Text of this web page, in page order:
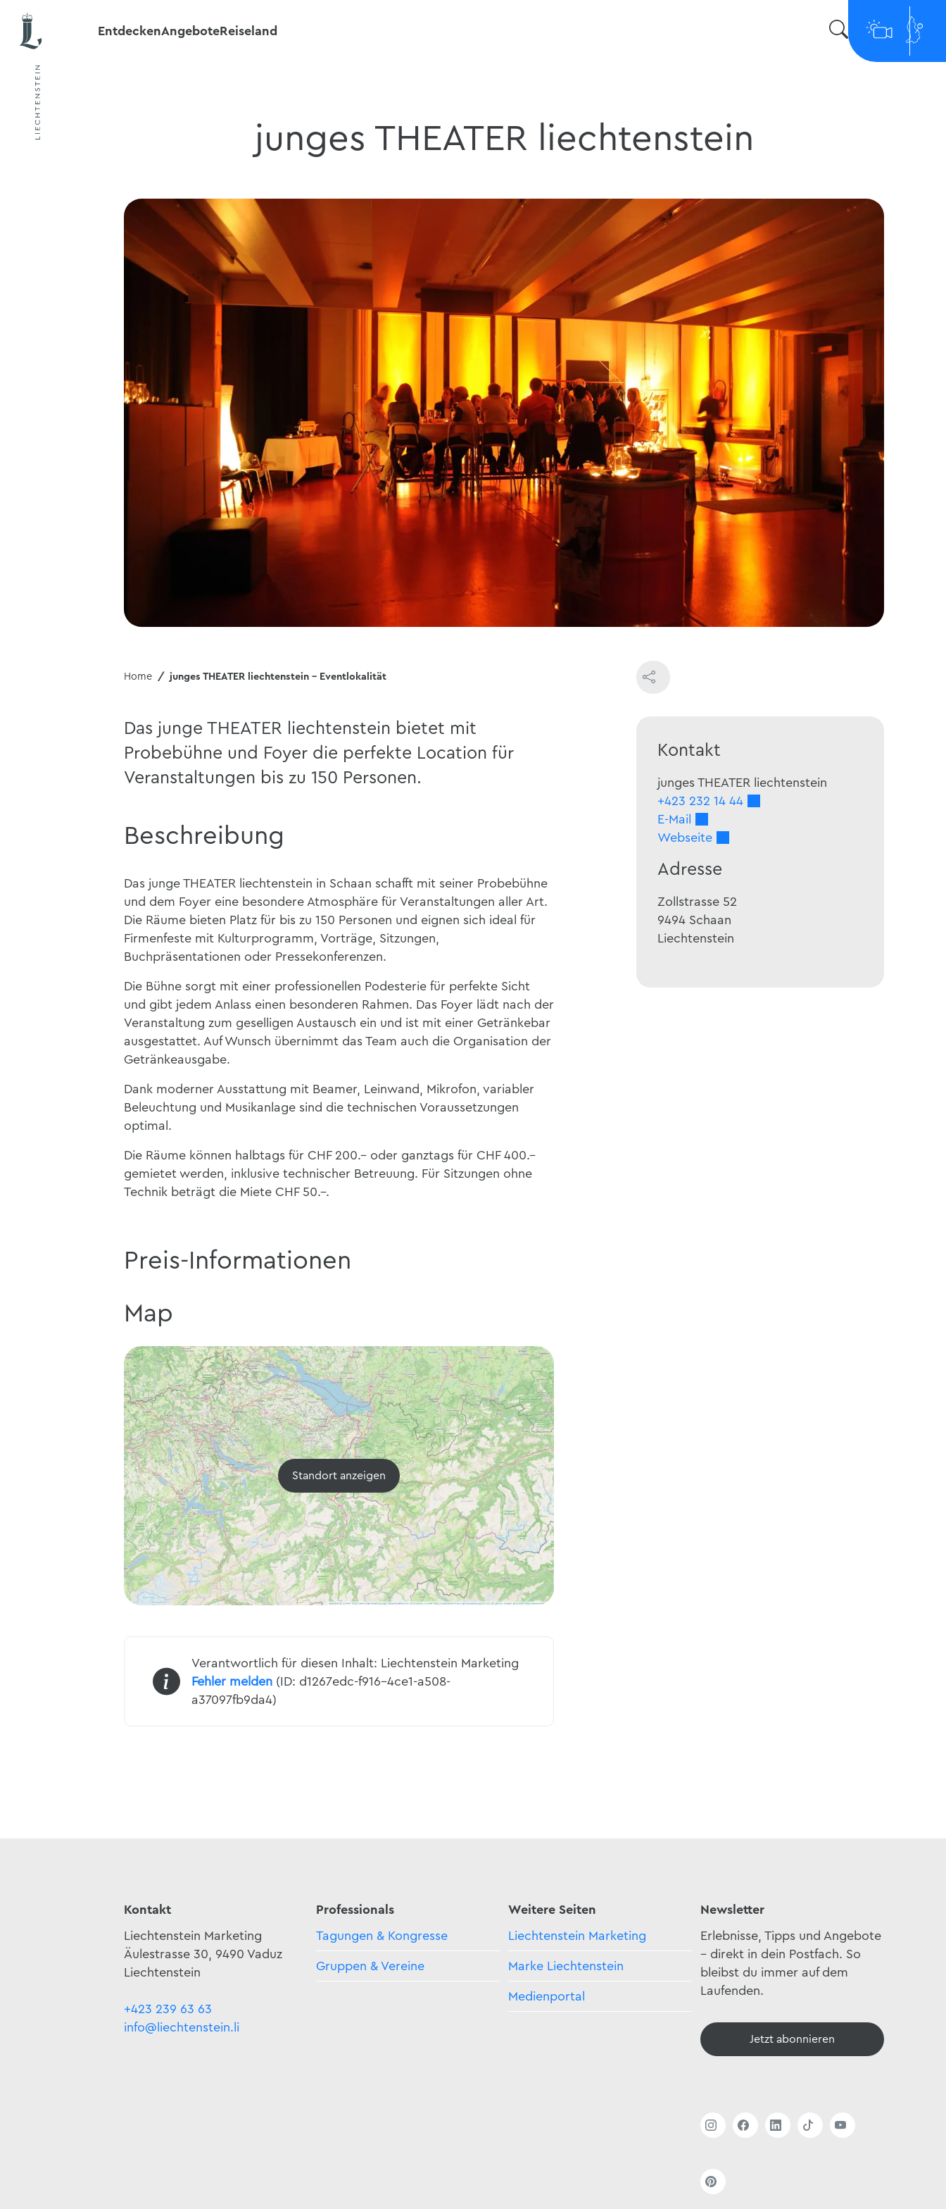
EntdeckenAngeboteReiseland
junges THEATER liechtenstein
Home junges THEATER liechtenstein - Eventlokalität
Das junge THEATER liechtenstein bietet mit
Probebühne und Foyer die perfekte Location für
Veranstaltungen bis zu 150 Personen.
Beschreibung
Das junge THEATER liechtenstein in Schaan schafft mit seiner Probebühne
und dem Foyer eine besondere Atmosphäre für Veranstaltungen aller Art.
Die Räume bieten Platz für bis zu 150 Personen und eignen sich ideal für
Firmenfeste mit Kulturprogramm, Vorträge, Sitzungen,
Buchpräsentationen oder Pressekonferenzen.
Die Bühne sorgt mit einer professionellen Podesterie für perfekte Sicht
und gibt jedem Anlass einen besonderen Rahmen. Das Foyer lädt nach der
Veranstaltung zum geselligen Austausch ein und ist mit einer Getränkebar
ausgestattet. Auf Wunsch übernimmt das Team auch die Organisation der
Getränkeausgabe.
Dank moderner Ausstattung mit Beamer, Leinwand, Mikrofon, variabler
Beleuchtung und Musikanlage sind die technischen Voraussetzungen
optimal.
Die Räume können halbtags für CHF 200.– oder ganztags für CHF 400.–
gemietet werden, inklusive technischer Betreuung. Für Sitzungen ohne
Technik beträgt die Miete CHF 50.–.
Preis-Informationen
Map
Standort anzeigen
Verantwortlich für diesen Inhalt: Liechtenstein Marketing
Fehler melden(ID: d1267edc-f916-4ce1-a508-
a37097fb9da4)
Kontakt
junges THEATER liechtenstein
+423 232 14 44
E-Mail
Webseite
Adresse
Zollstrasse 52
9494 Schaan
Liechtenstein
Kontakt
Liechtenstein Marketing
Äulestrasse 30, 9490 Vaduz
Liechtenstein
+423 239 63 63
info@liechtenstein.li
Professionals
Tagungen & Kongresse
Gruppen & Vereine
Weitere Seiten
Liechtenstein Marketing
Marke Liechtenstein
Medienportal
Newsletter
Erlebnisse, Tipps und Angebote
– direkt in dein Postfach. So
bleibst du immer auf dem
Laufenden.
Jetzt abonnieren